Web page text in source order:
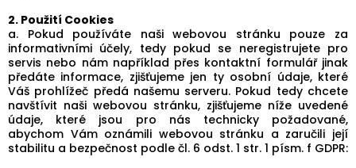
2. Použití Cookies
a. Pokud používáte naši webovou stránku pouze za
informativními účely, tedy pokud se neregistrujete pro
servis nebo nám například přes kontaktní formulář jinak
předáte informace, zjišťujeme jen ty osobní údaje, které
Váš prohlížeč předá našemu serveru. Pokud tedy chcete
navštívit naši webovou stránku, zjišťujeme níže uvedené
údaje, které jsou pro nás technicky požadované,
abychom Vám oznámili webovou stránku a zaručili její
stabilitu a bezpečnost podle čl. 6 odst. 1 str. 1 písm. f GDPR: